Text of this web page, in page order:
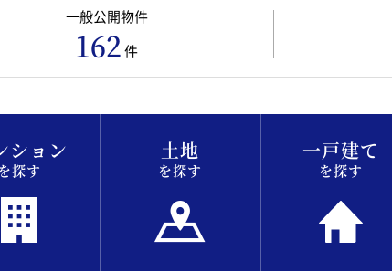
一般公開物件
162件
ション
を探す
土地
を探す
一戸建て
を探す